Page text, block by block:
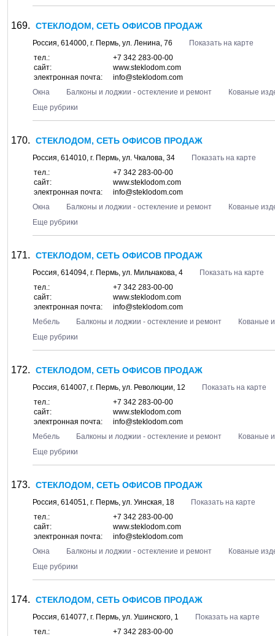
СТЕКЛОДОМ, СЕТЬ ОФИСОВ ПРОДАЖ
Россия, 614000, г. Пермь, ул. Ленина, 76
Показать на карте
тел.:
+7 342 283-00-00
сайт:
www.steklodom.com
электронная почта:
info@steklodom.com
Окна
Балконы и лоджии - остекление и ремонт
Кованые
Еще рубрики
СТЕКЛОДОМ, СЕТЬ ОФИСОВ ПРОДАЖ
Россия, 614010, г. Пермь, ул. Чкалова, 34
Показать на карте
тел.:
+7 342 283-00-00
сайт:
www.steklodom.com
электронная почта:
info@steklodom.com
Окна
Балконы и лоджии - остекление и ремонт
Кованые
Еще рубрики
СТЕКЛОДОМ, СЕТЬ ОФИСОВ ПРОДАЖ
Россия, 614094, г. Пермь, ул. Мильчакова, 4
Показать на карте
тел.:
+7 342 283-00-00
сайт:
www.steklodom.com
электронная почта:
info@steklodom.com
Мебель
Балконы и лоджии - остекление и ремонт
Кованые
Еще рубрики
СТЕКЛОДОМ, СЕТЬ ОФИСОВ ПРОДАЖ
Россия, 614007, г. Пермь, ул. Революции, 12
Показать на карте
тел.:
+7 342 283-00-00
сайт:
www.steklodom.com
электронная почта:
info@steklodom.com
Мебель
Балконы и лоджии - остекление и ремонт
Кованые
Еще рубрики
СТЕКЛОДОМ, СЕТЬ ОФИСОВ ПРОДАЖ
Россия, 614051, г. Пермь, ул. Уинская, 18
Показать на карте
тел.:
+7 342 283-00-00
сайт:
www.steklodom.com
электронная почта:
info@steklodom.com
Окна
Балконы и лоджии - остекление и ремонт
Кованые
Еще рубрики
СТЕКЛОДОМ, СЕТЬ ОФИСОВ ПРОДАЖ
Россия, 614077, г. Пермь, ул. Ушинского, 1
Показать на карте
тел.:
+7 342 283-00-00